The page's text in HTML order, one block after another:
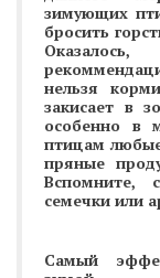
зимующих
бросить
нельзя
закисает в
особенно в
птицам
пряные
Вспомните,
семечки или
Самый